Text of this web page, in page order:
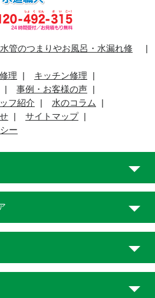
管のつまりやお風呂・水漏れ修
理
キッチン修理
事例・お客様の声
フ紹介
水のコラム
サイトマップ
ー